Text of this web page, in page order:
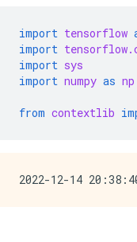
import tensorflow
import
import sys
import numpy as np
from contextlib